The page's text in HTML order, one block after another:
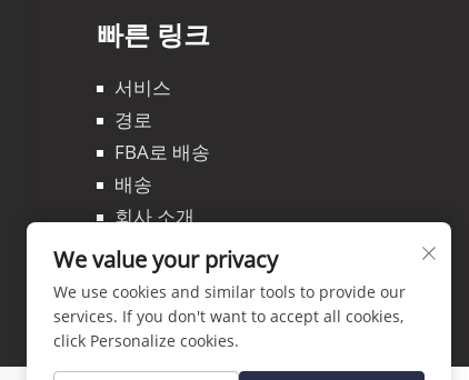
빠른 링크
서비스
경로
FBA로 배송
배송
회사 소개
블로그
문의하기
We value your privacy
We use cookies and similar tools to provide our
services. If you don't want to accept all cookies,
click Personalize cookies.